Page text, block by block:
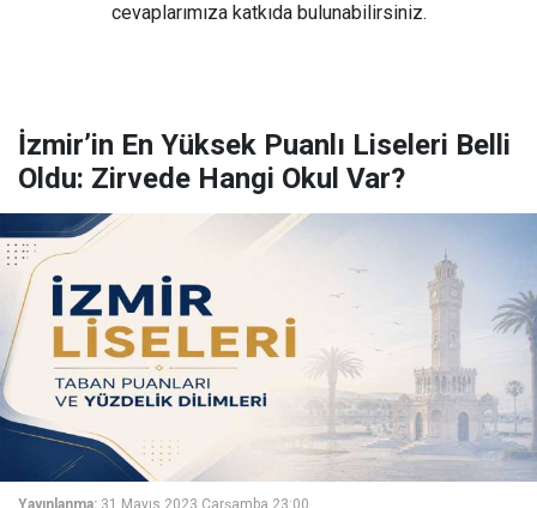
cevaplarımıza katkıda bulunabilirsiniz.
İzmir’in En Yüksek Puanlı Liseleri Belli
Oldu: Zirvede Hangi Okul Var?
Yayınlanma: 31 Mayıs 2023 Çarşamba 23:00